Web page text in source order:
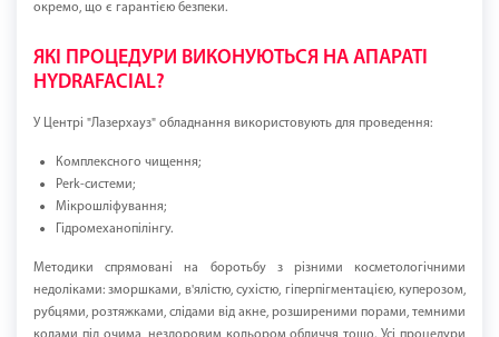
окремо, що є гарантією безпеки.
ЯКІ ПРОЦЕДУРИ ВИКОНУЮТЬСЯ НА АПАРАТІ
HYDRAFACIAL?
У Центрі "Лазерхауз" обладнання використовують для проведення:
Комплексного чищення;
Perk-системи;
Мікрошліфування;
Гідромеханопілінгу.
Методики спрямовані на боротьбу з різними косметологічними
недоліками: зморшками, в'ялістю, сухістю, гіперпігментацією, куперозом,
рубцями, розтяжками, слідами від акне, розширеними порами, темними